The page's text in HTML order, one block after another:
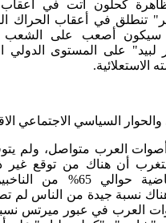
ظاهرة كحلون أتت في أعقاب
تنطلق في أعقاب الحراك
سيكون أصعب على الشعب
على المستوى الدولي
الاستعلائية.
السياسي الاجتماعي
أصوات العرب متواصل، ولم
وأستغرب أن هناك من توقع
الانتخابات الماضية
نسبة جيدة من الناس لم
العرب في عبور ميرتس